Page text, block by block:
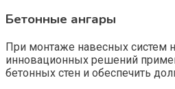
Бетонные ангары
При монтаже навесных систем
инновационных решений
бетонных стен и обеспечить